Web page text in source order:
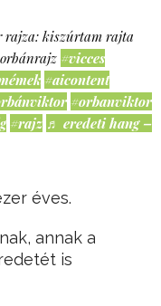
rajza: kiszúrtam rajta
#vicces
#aicontent
#orbanviktor
#rajz ♬ eredeti hang –
éves.
annak a
is